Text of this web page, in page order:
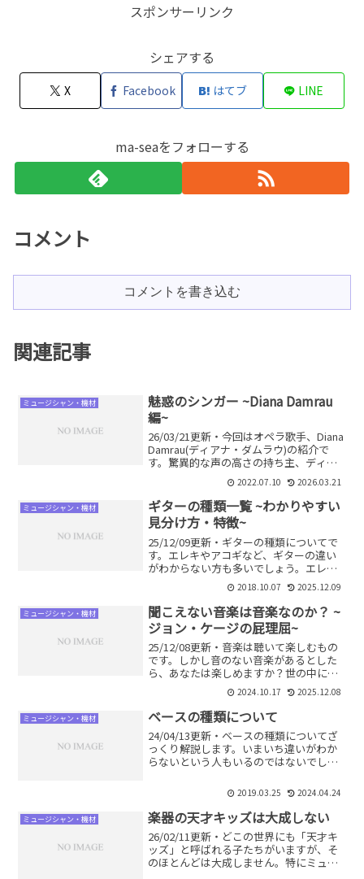
スポンサーリンク
シェアする
X Facebook はてブ LINE
ma-seaをフォローする
コメント
コメントを書き込む
関連記事
ミュージシャン・機材
魅惑のシンガー ~Diana Damrau
編~
26/03/21更新・今回はオペラ歌手、Diana
Damrau(ディアナ・ダムラウ)の紹介で
す。驚異的な声の高さの持ち主、ディア
ナダムラウの魅力とは？どの音程まで出
しているのか、また来歴・代表作なども
あわせて解説します。
2022.07.10 2026.03.21
ミュージシャン・機材
ギターの種類一覧 ~わかりやすい
見分け方・特徴~
25/12/09更新・ギターの種類についてで
す。エレキやアコギなど、ギターの違い
がわからない方も多いでしょう。エレ
キ、アコギ、クラシックなどシンプルに
それぞれの特徴を解説していきます。二
つのポイントを押さえることで各ギター
の違いがわかりやすくなります。
2018.10.07 2025.12.09
ミュージシャン・機材
聞こえない音楽は音楽なのか？ ~
ジョン・ケージの屁理屈~
25/12/08更新・音楽は聴いて楽しむもの
です。しかし音のない音楽があるとした
ら、あなたは楽しめますか？世の中には
楽器を演奏しない楽曲があるんです。そ
れは果たして音楽と呼べるのか？誰が作
ったのか、どういう経緯で作られたの
か、を解説します。
2024.10.17 2025.12.08
ミュージシャン・機材 ベースの種類について
24/04/13更新・ベースの種類についてざ
っくり解説します。いまいち違いがわか
らないという人もいるのではないでしょ
ができます。自分のスタイルに合わせて
使いわけましょう。
2019.03.25 2024.04.24
ミュージシャン・機材 楽器の天才キッズは大成しない
26/02/11更新・どこの世界にも「天才キ
ッズ」と呼ばれる子たちがいますが、そ
のほとんどは大成しません。特にミュー